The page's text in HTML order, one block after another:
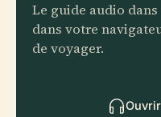
Le guide audio
dans votre
de voyager.